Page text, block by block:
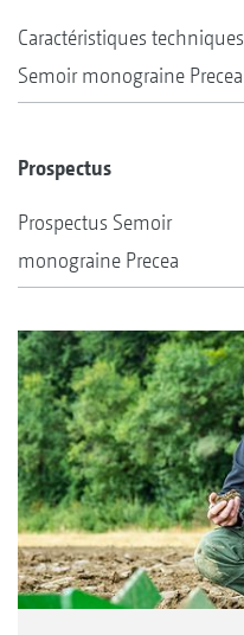
Caractéristiques techniques
Semoir monograine Precea
Prospectus
Prospectus Semoir
monograine Precea